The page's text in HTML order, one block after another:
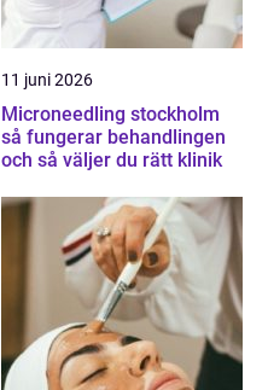
11 juni 2026
Microneedling stockholm
så fungerar behandlingen
och så väljer du rätt klinik